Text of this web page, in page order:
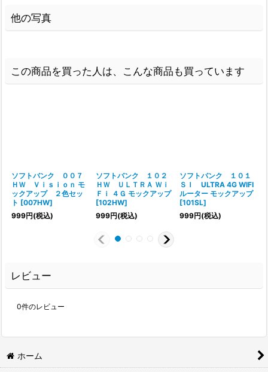
他の写真
この商品を買った人は、こんな商品も買っています
ソフトバンク ００７
ＨＷ Ｖｉｓｉｏｎ モ
ックアップ ２色セッ
ト [007HW]
999円(税込)
ソフトバンク １０２
ＨＷ ＵＬＴＲＡ Ｗｉ
Ｆｉ ４Ｇ モックアップ
[102HW]
999円(税込)
ソフトバンク １０１
ＳＩ ULTRA 4G WIFI
ルーター モックアップ
[101SL]
999円(税込)
レビュー
0件のレビュー
ホーム